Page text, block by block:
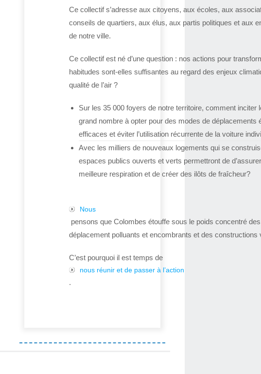
Ce collectif s’adresse aux citoyens, aux écoles, aux
conseils de quartiers, aux élus, aux partis politiques et aux
de notre ville.
Ce collectif est né d’une question : nos actions pour
habitudes sont-elles suffisantes au regard des enjeux
qualité de l’air ?
Sur les 35 000 foyers de notre territoire, comment inciter
grand nombre à opter pour des modes de déplacements
efficaces et éviter l’utilisation récurrente de la voiture
Avec les milliers de nouveaux logements qui se
espaces publics ouverts et verts permettront de
meilleure respiration et de créer des ilôts de fraîcheur?
Nous
pensons que Colombes étouffe sous le poids concentré
déplacement polluants et encombrants et des constructions
C’est pourquoi il est temps de
nous réunir et de passer à l’action
.